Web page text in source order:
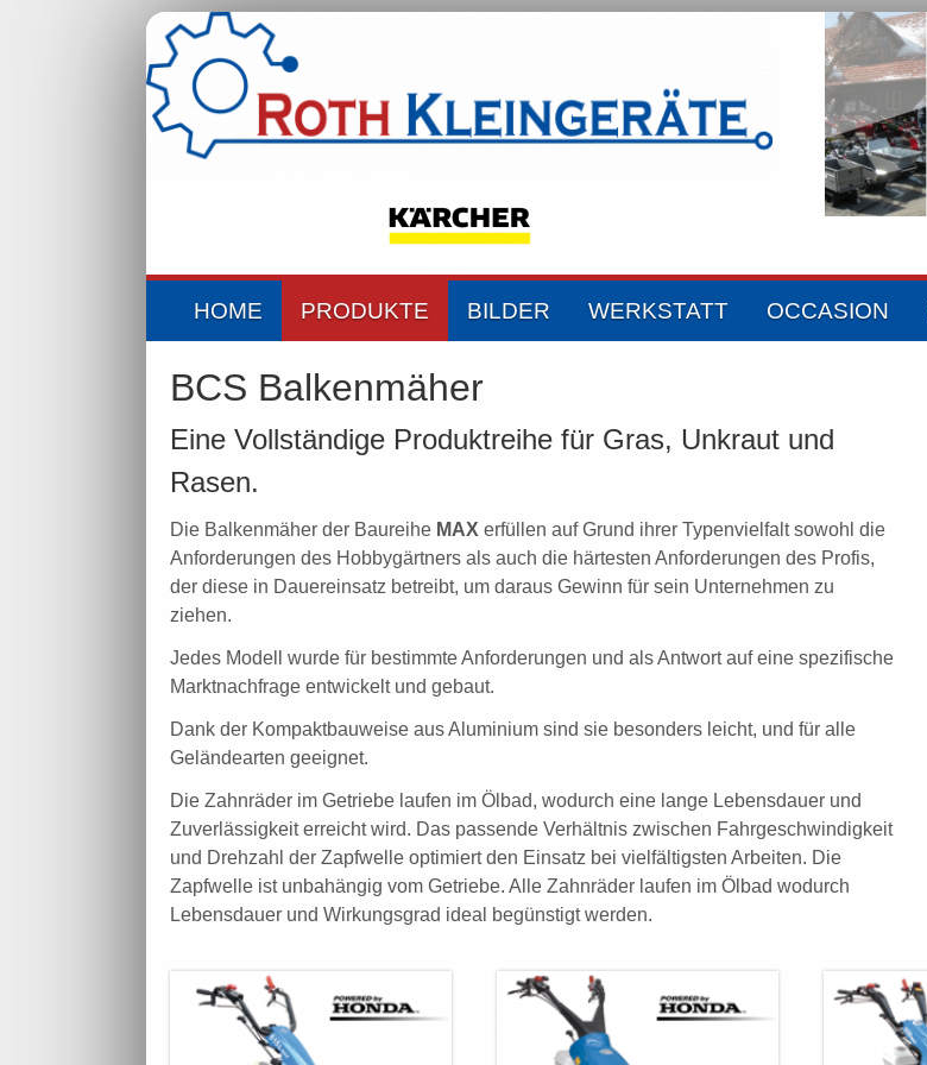
HOME PRODUKTE BILDER WERKSTATT OCCASION
BCS Balkenmäher
Eine Vollständige Produktreihe für Gras, Unkraut und
Rasen.
Die Balkenmäher der Baureihe MAX erfüllen auf Grund ihrer Typenvielfalt sowohl die
Anforderungen des Hobbygärtners als auch die härtesten Anforderungen des Profis,
der diese in Dauereinsatz betreibt, um daraus Gewinn für sein Unternehmen zu
ziehen.
Jedes Modell wurde für bestimmte Anforderungen und als Antwort auf eine spezifische
Marktnachfrage entwickelt und gebaut.
Dank der Kompaktbauweise aus Aluminium sind sie besonders leicht, und für alle
Geländearten geeignet.
Die Zahnräder im Getriebe laufen im Ölbad, wodurch eine lange Lebensdauer und
Zuverlässigkeit erreicht wird. Das passende Verhältnis zwischen Fahrgeschwindigkeit
und Drehzahl der Zapfwelle optimiert den Einsatz bei vielfältigsten Arbeiten. Die
Zapfwelle ist unbahängig vom Getriebe. Alle Zahnräder laufen im Ölbad wodurch
Lebensdauer und Wirkungsgrad ideal begünstigt werden.